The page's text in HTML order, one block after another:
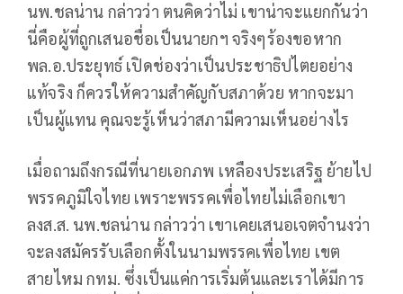
นพ.ชลน่าน กล่าวว่า ตนคิดว่าไม่ เขาน่าจะแยกกันว่า
นี่คือผู้ที่ถูกเสนอชื่อเป็นนายกฯ จริงๆร้องขอหาก
พล.อ.ประยุทธ์ เปิดช่องว่าเป็นประชาธิปไตยอย่าง
แท้จริง ก็ควรให้ความสำคัญกับสภาด้วย หากจะมา
เป็นผู้แทน คุณจะรู้เห็นว่าสภามีความเห็นอย่างไร
เมื่อถามถึงกรณีที่นายเอกภพ เหลืองประเสริฐ ย้ายไป
พรรคภูมิใจไทย เพราะพรรคเพื่อไทยไม่เลือกเขา
ลงส.ส. นพ.ชลน่าน กล่าวว่า เขาเคยเสนอเจตจำนงว่า
จะลงสมัครรับเลือกตั้งในนามพรรคเพื่อไทย เขต
สายไหม กทม. ซึ่งเป็นแค่การเริ่มต้นและเราได้มีการ